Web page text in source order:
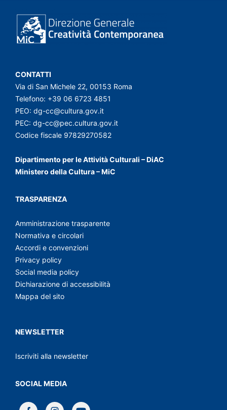
CONTATTI
Via di San Michele 22, 00153 Roma
Telefono: +39 06 6723 4851
PEO: dg-cc@cultura.gov.it
PEC: dg-cc@pec.cultura.gov.it
Codice fiscale 97829270582
Dipartimento per le Attività Culturali – DiAC
Ministero della Cultura – MiC
TRASPARENZA
Amministrazione trasparente
Normativa e circolari
Accordi e convenzioni
Privacy policy
Social media policy
Dichiarazione di accessibilità
Mappa del sito
NEWSLETTER
Iscriviti alla newsletter
SOCIAL MEDIA